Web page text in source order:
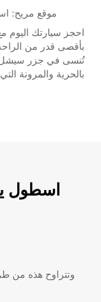
موقع مريح:
بأقصى قدر من
بالحرية والمرونة
اسطول
وتتراوح هذه من